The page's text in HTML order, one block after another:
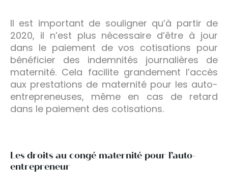
Il est important de souligner qu’à partir de
2020, il n’est plus nécessaire d’être à jour
dans le paiement de vos cotisations pour
bénéficier des indemnités journalières de
maternité. Cela facilite grandement l’accès
aux prestations de maternité pour les auto-
entrepreneuses, même en cas de retard
dans le paiement des cotisations.
Les droits au congé maternité pour l’auto-
entrepreneur